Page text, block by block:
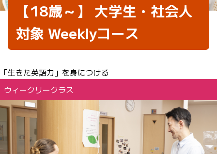
【18歳～】 大学生・社会人
対象 Weeklyコース
「生きた英語力」を身につける
ウィークリークラス